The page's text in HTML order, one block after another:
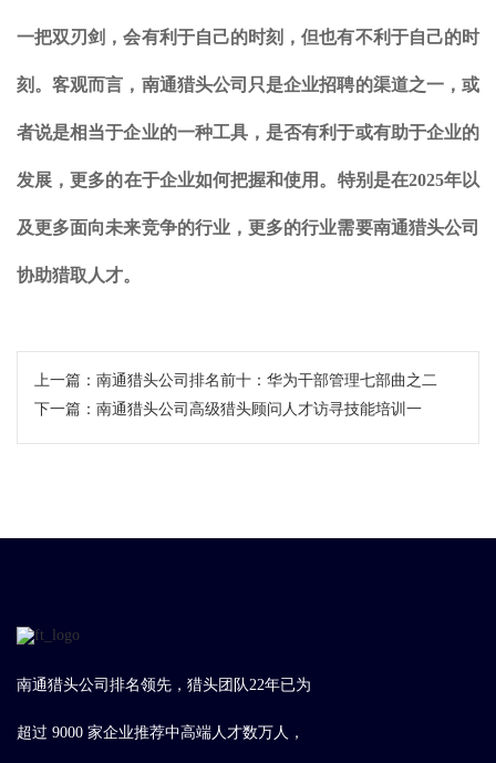
一把双刃剑，会有利于自己的时刻，但也有不利于自己的时
刻。客观而言， 南通猎头公司只是企业招聘的渠道之一，或
者说是相当于企业的一种工具，是否有利于或有助于企业的
发展，更多的在于企业如何把握和使用。特别是在2025年以
及更多面向未来竞争的行业，更多的行业需要南通猎头公司
协助猎取人才。
上一篇： 南通猎头公司排名前十：华为干部管理七部曲之二
下一篇： 南通猎头公司高级猎头顾问人才访寻技能培训一
南通猎头公司排名领先，猎头团队22年已为
超过 9000 家企业推荐中高端人才数万人，